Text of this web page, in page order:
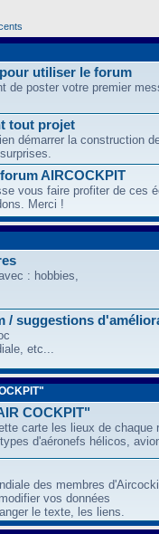
utiliser le forum
de poster votre premier
tout projet
démarrer la construction
AIRCOCKPIT
vous faire profiter de ces
Merci !
: hobbies,
/ suggestions
etc...
COCKPIT"
carte les lieux de chaque
d'aéronefs hélicos,
des membres
vos données
le texte, les liens.